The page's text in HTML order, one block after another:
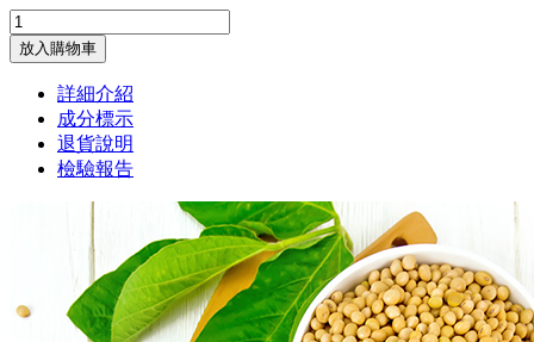
放入購物車
詳細介紹
成分標示
退貨說明
檢驗報告